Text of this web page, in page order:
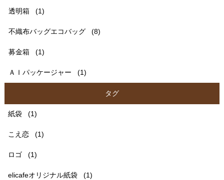
透明箱 (1)
不織布バッグエコバッグ (8)
募金箱 (1)
ＡＩパッケージャー (1)
タグ
紙袋 (1)
こえ恋 (1)
ロゴ (1)
elicafeオリジナル紙袋 (1)